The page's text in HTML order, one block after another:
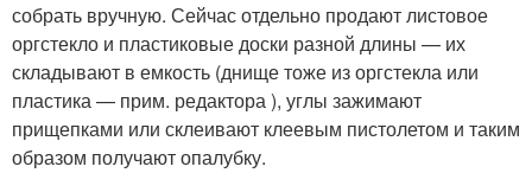
собрать вручную. Сейчас отдельно продают листовое
оргстекло и пластиковые доски разной длины — их
складывают в емкость (днище тоже из оргстекла или
пластика — прим. редактора ), углы зажимают
прищепками или склеивают клеевым пистолетом и таким
образом получают опалубку.